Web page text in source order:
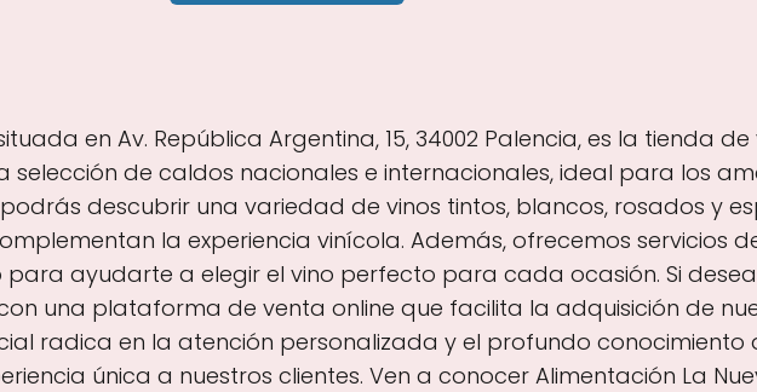
en Av. República Argentina, 15, 34002 Palencia, es la tienda de
de caldos nacionales e internacionales, ideal para los
descubrir una variedad de vinos tintos, blancos, rosados y
la experiencia vinícola. Además, ofrecemos servicios
ayudarte a elegir el vino perfecto para cada ocasión. Si
una plataforma de venta online que facilita la adquisición de
radica en la atención personalizada y el profundo conocimiento
única a nuestros clientes. Ven a conocer Alimentación La